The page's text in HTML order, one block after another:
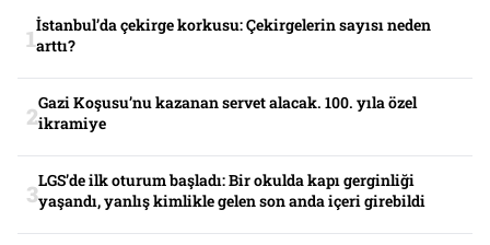
İstanbul’da çekirge korkusu: Çekirgelerin sayısı neden
arttı?
Gazi Koşusu’nu kazanan servet alacak. 100. yıla özel
ikramiye
LGS’de ilk oturum başladı: Bir okulda kapı gerginliği
yaşandı, yanlış kimlikle gelen son anda içeri girebildi